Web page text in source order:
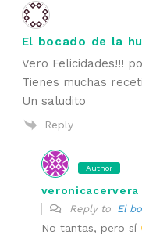
El bocado de la
Vero Felicidades!!!
Tienes muchas
Un saludito
Reply
Author
veronicacervera
Reply to El
No tantas, pero sí